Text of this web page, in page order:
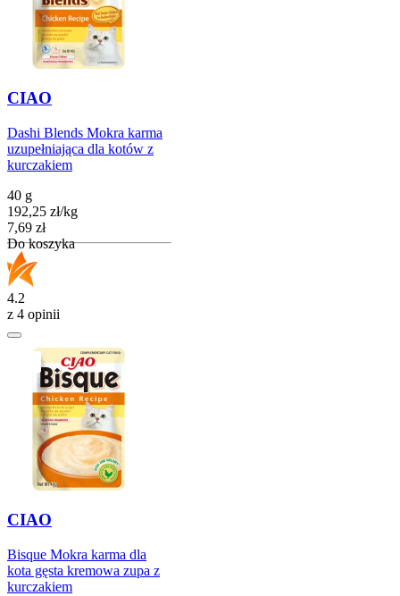
CIAO
Dashi Blends Mokra karma
uzupełniająca dla kotów z
kurczakiem
40 g
192,25 zł/kg
Cena
7,69 zł
Do koszyka
4.2
z 4 opinii
CIAO
Bisque Mokra karma dla
kota gęsta kremowa zupa z
kurczakiem